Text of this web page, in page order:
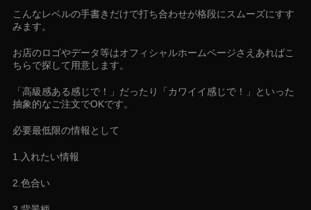
こんなレベルの手書きだけで打ち合わせが格段にスムーズにすす
みます。
お店のロゴやデータ等はオフィシャルホームページさえあればこ
ちらで探して用意します。
「高級感ある感じで！」だったり「カワイイ感じで！」といった
抽象的なご注文でOKです。
必要最低限の情報として
1.入れたい情報
2.色合い